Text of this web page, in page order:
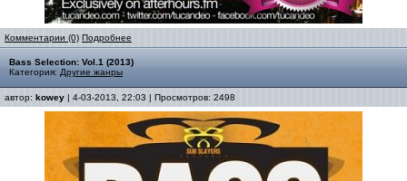
Комментарии (0) Подробнее
Bass Selection: Vol.1 (2013)
Категория: Другие жанры
автор: kowey | 4-03-2013, 22:03 | Просмотров: 2498